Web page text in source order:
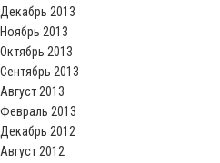
Декабрь 2013
Ноябрь 2013
Октябрь 2013
Сентябрь 2013
Август 2013
Февраль 2013
Декабрь 2012
Август 2012